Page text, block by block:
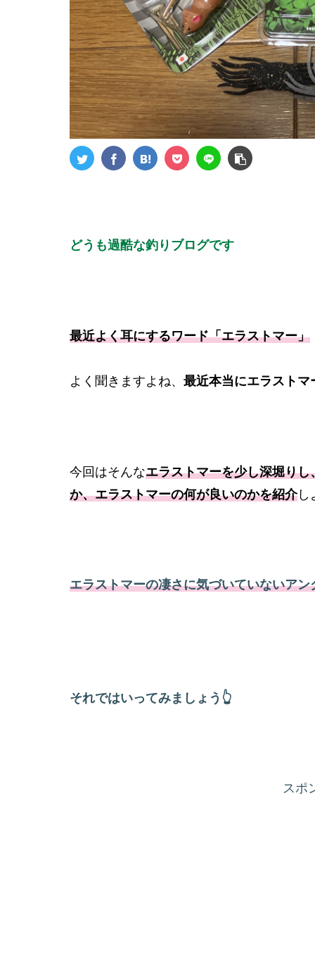
どうも過酷な釣りブログです
最近よく耳にするワード「エラストマー」
よく聞きますよね、 最近本当にエラスト
今回はそんなエラストマーを少し深堀りし
か、エラストマーの何が良いのかを紹介し
エラストマーの凄さに気づいていないア
それではいってみましょう👆
スポ